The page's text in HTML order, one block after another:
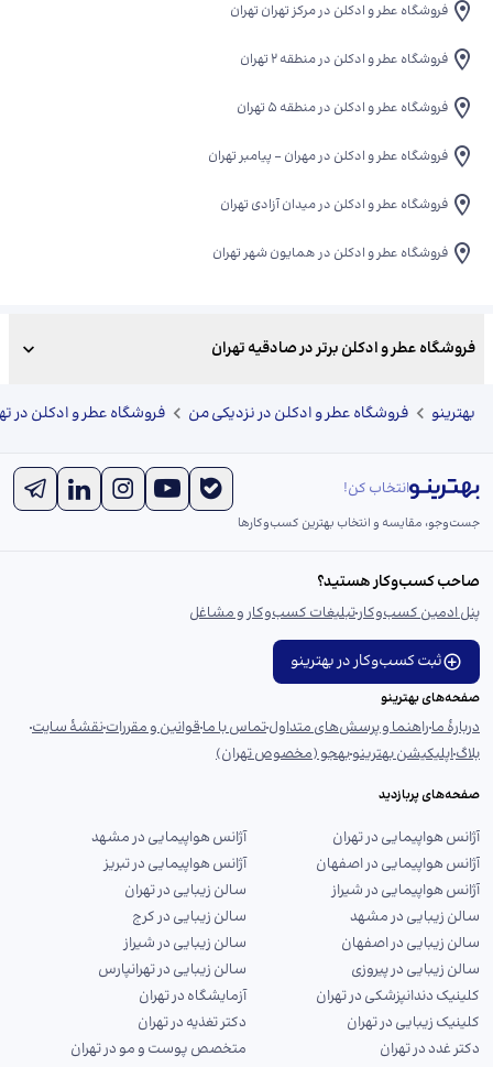
فروشگاه عطر و ادکلن در مرکز تهران تهران
فروشگاه عطر و ادکلن در منطقه 2 تهران
فروشگاه عطر و ادکلن در منطقه 5 تهران
فروشگاه عطر و ادکلن در مهران - پیامبر تهران
فروشگاه عطر و ادکلن در میدان آزادی تهران
فروشگاه عطر و ادکلن در همایون شهر تهران
فروشگاه عطر و ادکلن برتر در صادقیه تهران
بهترینو فروشگاه عطر و ادکلن در نزدیکی من فروشگاه عطر و ادکلن در
انتخاب کن!
جست‌و‌جو، مقایسه و انتخاب بهترین کسب‌وکارها
صاحب کسب‌وکار هستید؟
پنل ادمین کسب‌وکارتبلیغات کسب‌وکار و مشاغل
ثبت کسب‌وکار در بهترینو
صفحه‌های بهترینو
دربارهٔ ماراهنما و پرسش‌های متداولتماس با ماقوانین و مقرراتنقشهٔ سایت
بلاگاپلیکیشن بهترینوبهجو (مخصوص تهران)
صفحه‌های پربازدید
آژانس هواپیمایی در تهران
آژانس هواپیمایی در مشهد
آژانس هواپیمایی در اصفهان
آژانس هواپیمایی در تبریز
آژانس هواپیمایی در شیراز
سالن زیبایی در تهران
سالن زیبایی در مشهد
سالن زیبایی در کرج
سالن زیبایی در اصفهان
سالن زیبایی در شیراز
سالن زیبایی در پیروزی
سالن زیبایی در تهرانپارس
کلینیک دندانپزشکی در تهران
آزمایشگاه در تهران
کلینیک زیبایی در تهران
دکتر تغذیه در تهران
دکتر غدد در تهران
متخصص پوست و مو در تهران